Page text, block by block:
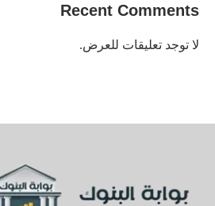
Recent Comments
لا توجد تعليقات للعرض.